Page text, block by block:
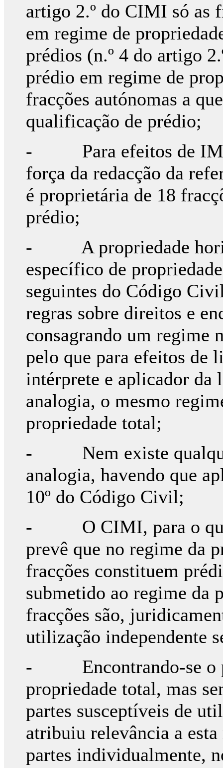
artigo 2.º do CIMI só as
em regime de
prédios (n.º 4 do artigo
prédio em regime de
fracções autónomas a
qualificação de prédio;
- Para efeitos de IMI
força da redacção da
é proprietária de 18
prédio;
- A propriedade
específico de
seguintes do Código
regras sobre direitos e
consagrando um regime
pelo que para efeitos de
intérprete e aplicador da
analogia, o mesmo
propriedade total;
- Nem existe
analogia, havendo que
10º do Código Civil;
- O CIMI, para o qual
prevê que no regime da
fracções constituem
submetido ao regime da
fracções são,
utilização independente
- Encontrando-se o
propriedade total, mas
partes susceptíveis de
atribuiu relevância a
partes individualmente,